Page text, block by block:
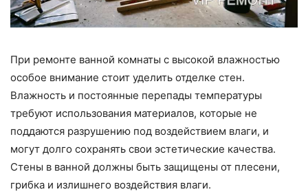
При ремонте ванной комнаты с высокой влажностью
особое внимание стоит уделить отделке стен.
Влажность и постоянные перепады температуры
требуют использования материалов, которые не
поддаются разрушению под воздействием влаги, и
могут долго сохранять свои эстетические качества.
Стены в ванной должны быть защищены от плесени,
грибка и излишнего воздействия влаги.